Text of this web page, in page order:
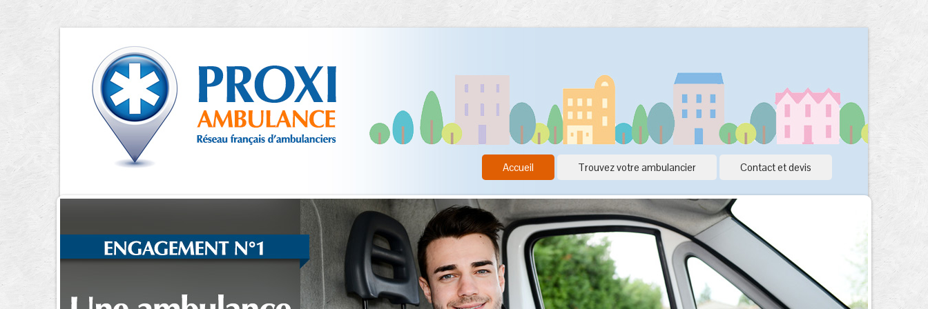
Accueil Trouvez votre ambulancier Contact et devis